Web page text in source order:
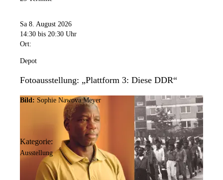
Sa 8. August 2026
14:30 bis 20:30 Uhr
Ort:
Depot
Fotoausstellung: „Plattform 3: Diese DDR“
Bild: Sophie Nawova Meyer
Kategorie:
Ausstellung